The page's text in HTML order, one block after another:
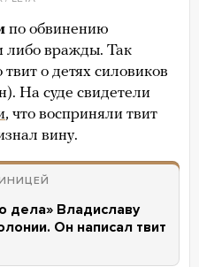
по обвинению
либо вражды. Так
о детях силовиков
На суде свидетели
, что восприняли твит
вину.
дела» Владиславу
Он написал твит